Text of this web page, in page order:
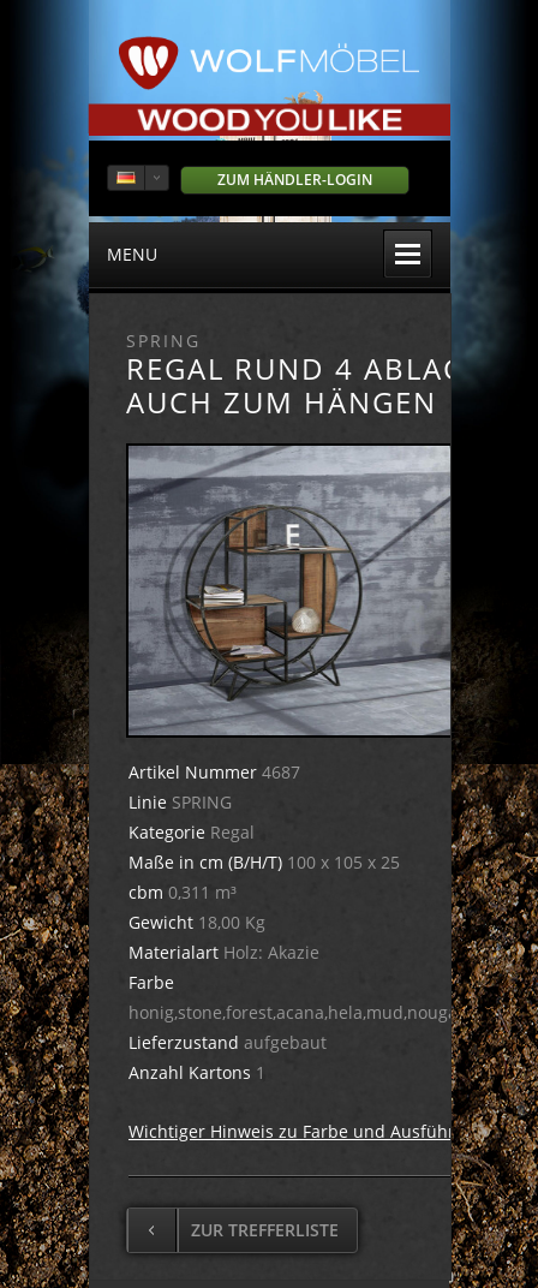
ZUM HÄNDLER-LOGIN
MENU
SPRING
REGAL RUND 4 ABLAGEN
AUCH ZUM HÄNGEN
Artikel Nummer 4687
Linie SPRING
Kategorie Regal
Maße in cm (B/H/T) 100 x 105 x 25
cbm 0,311 m³
Gewicht 18,00 Kg
Materialart Holz: Akazie
Farbe
honig,stone,forest,acana,hela,mud,nougat,dula,ciga
Lieferzustand aufgebaut
Anzahl Kartons 1
Wichtiger Hinweis zu Farbe und Ausführung
ZUR TREFFERLISTE